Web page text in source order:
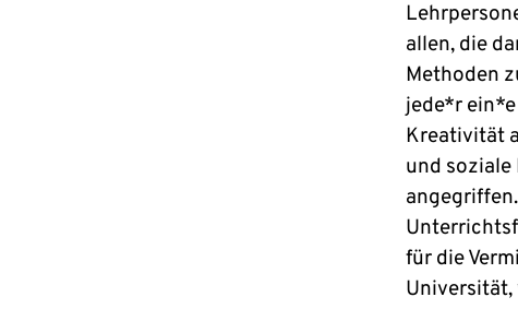
allen, die
Methoden
jede*r
Kreativität
und
für die
Universität,